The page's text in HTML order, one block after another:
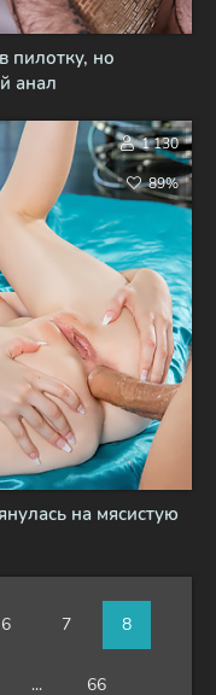
пилотку, но
анал
на мясистую
1 130
89%
6 7 8
... 66